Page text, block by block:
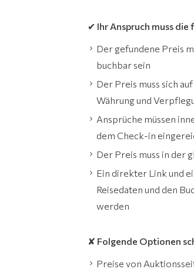
✔ Ihr Anspruch muss
Der gefundene Preis
buchbar sein
Der Preis muss sich
Währung und
Ansprüche müssen
dem Check-in
Der Preis muss in der
Ein direkter Link und
Reisedaten und den
werden
✘ Folgende Optionen
Preise von